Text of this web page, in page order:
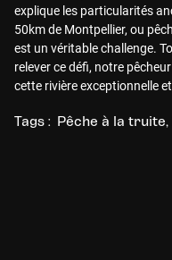
explique les particularités
50km de Montpellier, ou
est un véritable challenge.
relever ce défi, notre
cette rivière exceptionnelle
Tags : Pêche à la truite